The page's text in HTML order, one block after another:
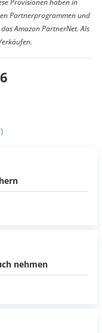
Provisionen haben in
Partnerprogrammen und
Amazon PartnerNet. Als
nehmen